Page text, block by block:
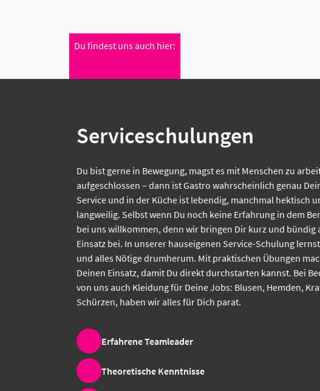
Du findest uns auch hier:
Serviceschulungen
Du bist gerne in Bewegung, magst es mit Menschen zu
aufgeschlossen – dann ist Gastro wahrscheinlich genau
Service und in der Küche ist lebendig, manchmal hektisch
langweilig. Selbst wenn Du noch keine Erfahrung in dem
bei uns willkommen, denn wir bringen Dir kurz und bündig
Einsatz bei. In unserer hauseigenen Service-Schulung
und alles Nötige drumherum. Mit praktischen Übungen
Deinen Einsatz, damit Du direkt durchstarten kannst. Bei
von uns auch Kleidung für Deine Jobs: Blusen, Hemden,
Schürzen, haben wir alles für Dich parat.
Erfahrene Teamleader
Theoretische Kenntnisse